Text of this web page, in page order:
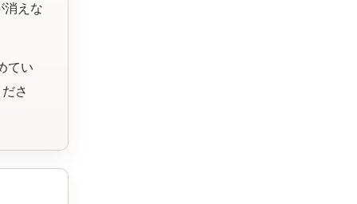
消えな
てい
さ